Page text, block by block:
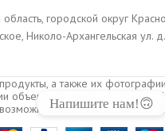
городской округ
Николо-Архангельская ул.
а также их
объектами авторского права.
только с разрешения
Напишите нам!🙃